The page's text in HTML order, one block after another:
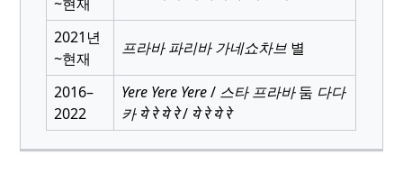
2021년
~현재
프라바 파리바 가네쇼차브 별
2016–
2022
Yere Yere Yere/ 스타 프라바둠 다다
카 ये रे ये रे/ ये रे ये रे